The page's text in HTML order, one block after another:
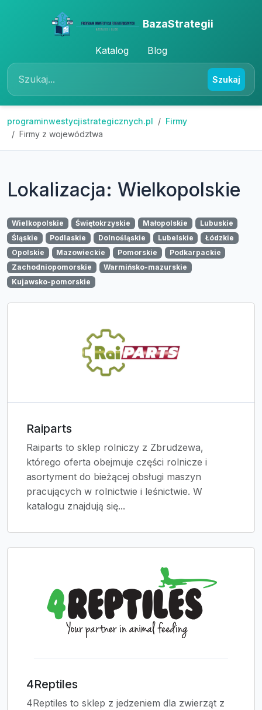
BazaStrategii
Katalog Blog
Szukaj
programinwestycjistrategicznych.pl
Firmy
Firmy z województwa
Lokalizacja: Wielkopolskie
Wielkopolskie Świętokrzyskie Małopolskie
Lubuskie
Śląskie
Podlaskie Dolnośląskie Lubelskie
Łódzkie
Opolskie
Mazowieckie Pomorskie
Podkarpackie
Zachodniopomorskie
Warmińsko-mazurskie
Kujawsko-pomorskie
Raiparts
Raiparts to sklep rolniczy z Zbrudzewa,
którego oferta obejmuje części rolnicze i
asortyment do bieżącej obsługi maszyn
pracujących w rolnictwie i leśnictwie. W
katalogu znajdują się...
4Reptiles
4Reptiles to sklep z jedzeniem dla zwierząt z